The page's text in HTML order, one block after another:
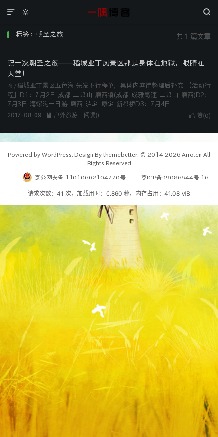
 

共 1 篇文章
标签：朝圣之旅
记一次朝圣之旅——稻城亚丁风景区那是身体在地狱，眼睛在
天堂！
图/稻城亚丁景区五色海 先发下行程单，具体内容待整理后补充 【活动行
程】D1：7月2日 成都-二郎山-磨西镇(成都-成雅高速-二郎山-磨西)D2：
7月3日 海螺沟一日游-磨西-泸定–康定-新都桥D3：7月4日...
 赞(0)
2017-08-09  户外旅游 阅读()
Powered by WordPress. Design By themebetter. © 2014-2026 Arro.cn All
Rights Reserved
京公网安备 11010602104770号 京ICP备09086644号-16
请求次数：41 次，加载用时：0.860 秒，内存占用：41.08 MB